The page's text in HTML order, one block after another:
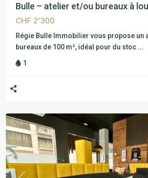
Bulle – atelier et/ou bureaux à
CHF 2'300
Régie Bulle Immobilier vous propose un
bureaux de 100 m², idéal pour du stoc ...
1